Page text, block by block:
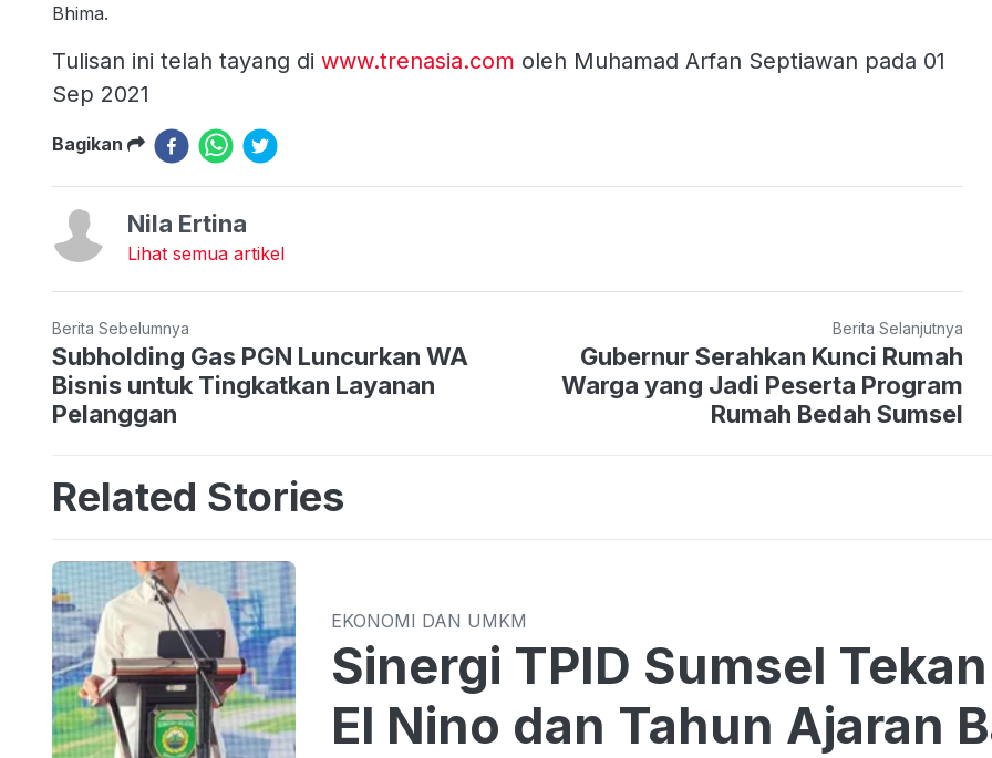
Bhima.
Tulisan ini telah tayang di www.trenasia.com oleh Muhamad Arfan Septiawan pada 01
Sep 2021
Bagikan
Nila Ertina
Lihat semua artikel
Berita Sebelumnya
Subholding Gas PGN Luncurkan WA
Bisnis untuk Tingkatkan Layanan
Pelanggan
Berita Selanjutnya
Gubernur Serahkan Kunci Rumah
Warga yang Jadi Peserta Program
Rumah Bedah Sumsel
Related Stories
EKONOMI DAN UMKM
Sinergi TPID Sumsel Tekan Harga di Tengah
El Nino dan Tahun Ajaran